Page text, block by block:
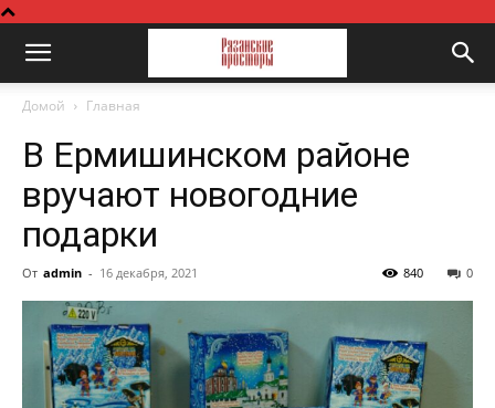
Домой Главная
В Ермишинском районе
вручают новогодние
подарки
От admin - 16 декабря, 2021 0
840